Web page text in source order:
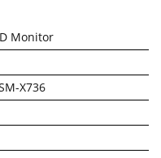
Monitor
X736